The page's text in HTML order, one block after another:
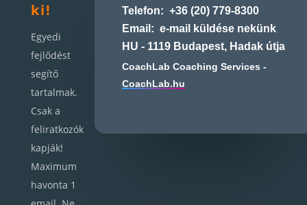
ki!
Egyedi
fejlődést
segítő
tartalmak.
Csak a
feliratkozók
kapják!
Maximum
havonta 1
Telefon: +36 (20) 779-8300
Email: e-mail küldése nekünk
HU - 1119 Budapest, Hadak útja
CoachLab Coaching Services -
CoachLab.hu